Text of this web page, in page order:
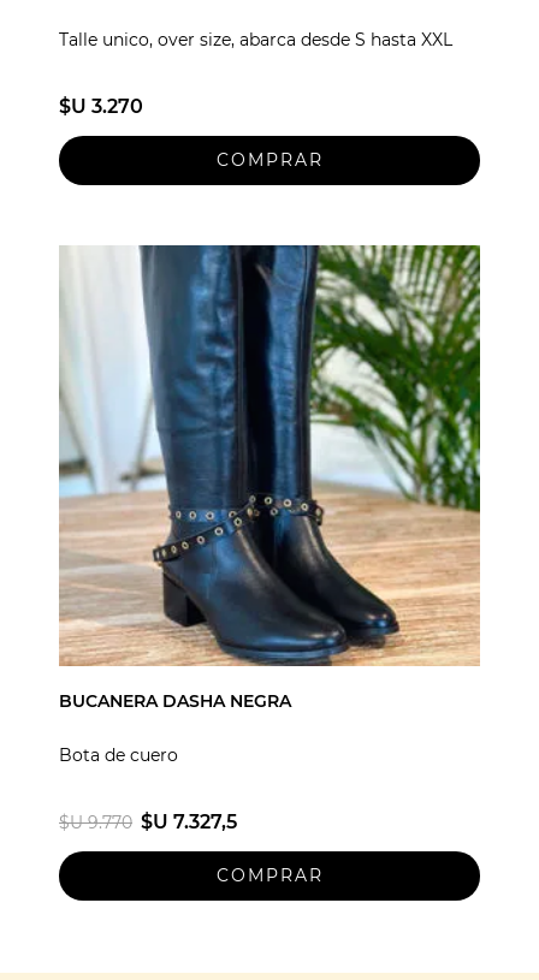
Talle unico, over size, abarca desde S hasta XXL
$U 3.270
BUCANERA DASHA NEGRA
Bota de cuero
$U 9.770 $U 7.327,5